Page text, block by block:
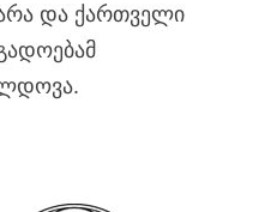
და ქართველი